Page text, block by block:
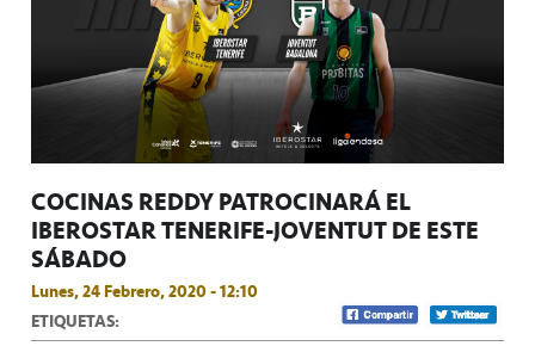
COCINAS REDDY PATROCINARÁ EL
IBEROSTAR TENERIFE-JOVENTUT DE ESTE
SÁBADO
Lunes, 24 Febrero, 2020 - 12:10
ETIQUETAS: